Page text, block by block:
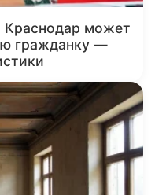
Краснодар может
гражданку —